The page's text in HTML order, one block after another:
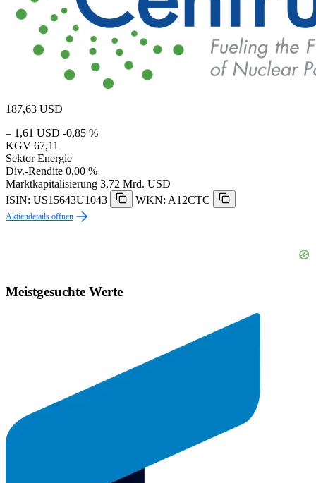
187,63 USD
– 1,61 USD -0,85 %
KGV 67,11
Sektor Energie
Div.-Rendite 0,00 %
Marktkapitalisierung 3,72 Mrd. USD
ISIN: US15643U1043
WKN: A12CTC
Aktiendetails öffnen
Meistgesuchte Werte